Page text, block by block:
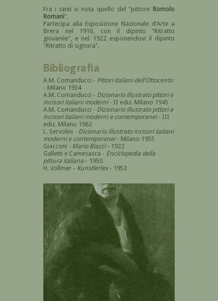
Fra i tanti si nota quello del "pittore Romolo
Romani".
Partecipa alla Esposizione Nazionale d'Arte a
Brera nel 1916, con il dipinto "Ritratto
giovanile", e nel 1922 esponendovi il dipinto
"Ritratto di signora".
Bibliografia
A.M. Comanducci - Pittori italiani dell'Ottocento
- Milano 1934
A.M. Comanducci - Dizionario illustrato pittori e
incisori italiani moderni- II ediz. Milano 1945
A.M. Comanducci - Dizionario illustrato pittori e
incisori italiani moderni e contemporanei- III
ediz. Milano 1962
L. Servolini - Dizionario illustrato incisori italiani
moderni e contemporanei- Milano 1955
Giacconi - Mario Biazzi- 1922
Galletti e Camesasca - Enciclopedia della
pittura italiana - 1950
H. Vollmer - Kunstlerlex- 1953